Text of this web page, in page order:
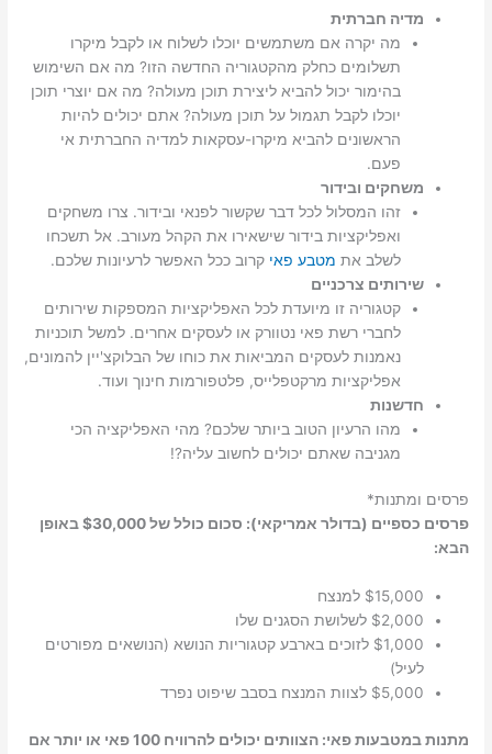
מדיה חברתית
מה יקרה אם משתמשים יוכלו לשלוח או לקבל מיקרו
תשלומים כחלק מהקטגוריה החדשה הזו? מה אם השימוש
בהימור יכול להביא ליצירת תוכן מעולה? מה אם יוצרי תוכן
יוכלו לקבל תגמול על תוכן מעולה? אתם יכולים להיות
הראשונים להביא מיקרו-עסקאות למדיה החברתית אי
פעם.
משחקים ובידור
זהו המסלול לכל דבר שקשור לפנאי ובידור. צרו משחקים
ואפליקציות בידור שישאירו את הקהל מעורב. אל תשכחו
לשלב את מטבע פאי קרוב ככל האפשר לרעיונות שלכם.
שירותים צרכניים
קטגוריה זו מיועדת לכל האפליקציות המספקות שירותים
לחברי רשת פאי נטוורק או לעסקים אחרים. למשל תוכניות
נאמנות לעסקים המביאות את כוחו של הבלוקצ'יין להמונים,
אפליקציות מרקטפלייס, פלטפורמות חינוך ועוד.
חדשנות
מהו הרעיון הטוב ביותר שלכם? מהי האפליקציה הכי
מגניבה שאתם יכולים לחשוב עליה?!
פרסים ומתנות*
פרסים כספיים (בדולר אמריקאי): סכום כולל של $30,000 באופן
הבא:
$15,000 למנצח
$2,000 לשלושת הסגנים שלו
$1,000 לזוכים בארבע קטגוריות הנושא (הנושאים מפורטים
לעיל)
$5,000 לצוות המנצח בסבב שיפוט נפרד
מתנות במטבעות פאי: הצוותים יכולים להרוויח 100 פאי או יותר אם